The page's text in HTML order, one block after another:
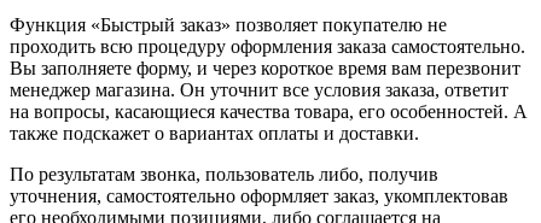
Функция «Быстрый заказ» позволяет покупателю не
проходить всю процедуру оформления заказа самостоятельно.
Вы заполняете форму, и через короткое время вам перезвонит
менеджер магазина. Он уточнит все условия заказа, ответит
на вопросы, касающиеся качества товара, его особенностей. А
также подскажет о вариантах оплаты и доставки.
По результатам звонка, пользователь либо, получив
уточнения, самостоятельно оформляет заказ, укомплектовав
его необходимыми позициями, либо соглашается на